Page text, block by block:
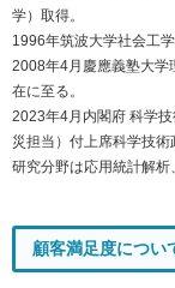
学）取得。
1996年筑波大学社会工
2008年4月慶應義塾大学
在に至る。
2023年4月内閣府 科学
災担当）付上席科学技術
研究分野は応用統計解析
顧客満足度につい